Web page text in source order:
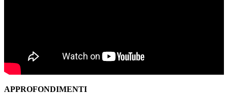
APPROFONDIMENTI